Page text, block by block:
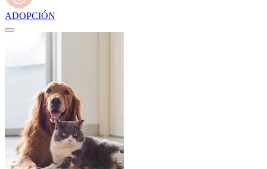
ADOPCIÓN